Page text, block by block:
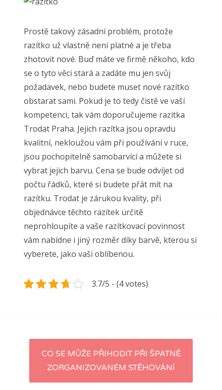
Prostě takový zásadní problém, protože
razítko už vlastně není platné a je třeba
zhotovit nové. Buď máte ve firmě někoho, kdo
se o tyto věci stará a zadáte mu jen svůj
požadavek, nebo budete muset nové razítko
obstarat sami. Pokud je to tedy čistě ve vaší
kompetenci, tak vám doporučujeme razítka
Trodat Praha. Jejich razítka jsou opravdu
kvalitní, nekloužou vám při používání v ruce,
jsou pochopitelně samobarvící a můžete si
vybrat jejich barvu. Cena se bude odvíjet od
počtu řádků, které si budete přát mít na
razítku. Trodat je zárukou kvality, při
objednávce těchto razítek určitě
neprohloupíte a vaše razítkovací povinnost
vám nabídne i jiný rozměr díky barvě, kterou si
vyberete, jako vaši oblíbenou.
3.7/5 - (4 votes)
Navigace
CO SE MŮŽE PŘIHODIT PŘI ŠPATNĚ
ZORGANIZOVANÉM STĚHOVÁNÍ